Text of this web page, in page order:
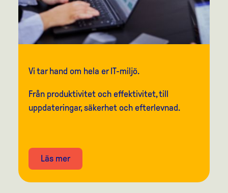
Vi tar hand om hela er IT-miljö.
Från produktivitet och effektivitet, till
uppdateringar, säkerhet och efterlevnad.
Läs mer